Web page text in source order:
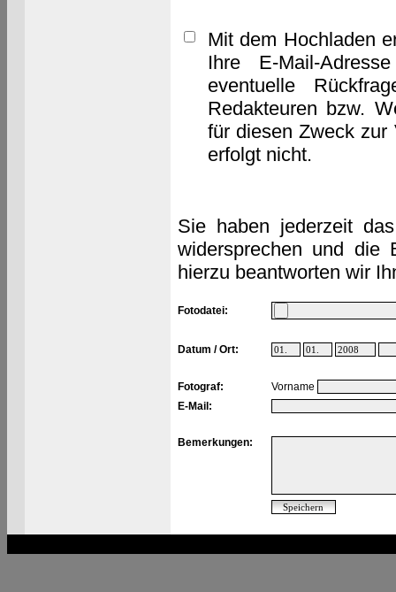
Mit dem Hochladen
Ihre E-Mail-
eventuelle
Redakteuren bzw.
für diesen Zweck zur
erfolgt nicht.
Sie haben jederzeit
widersprechen und die
hierzu beantworten wir
Fotodatei:
Datum / Ort:
Fotograf:
Vorname
E-Mail:
Bemerkungen: